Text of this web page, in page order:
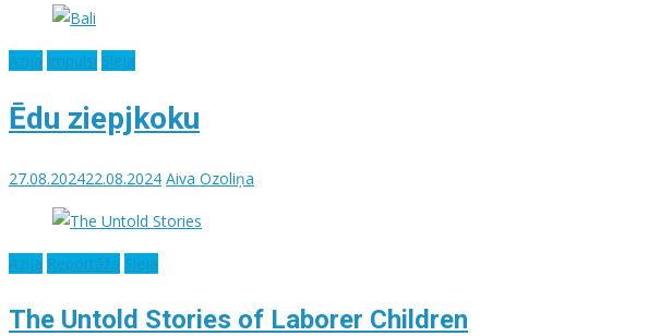
Āzija Impulsi Sleja
Ēdu ziepjkoku
27.08.202422.08.2024 Aiva Ozoliņa
Āzija Reportāža Sleja
The Untold Stories of Laborer Children